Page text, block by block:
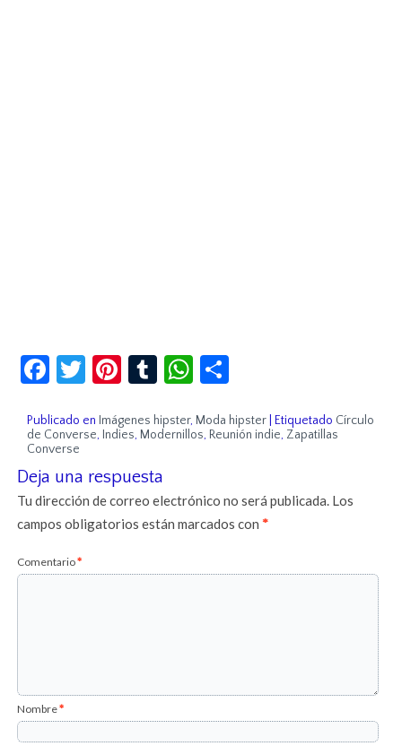
Facebook
Twitter
Pinterest
TumblrWhatsApp
Publicado en Imágenes hipster, Moda hipster Etiquetado Círculo
de Converse, Indies, Modernillos, Reunión indie, Zapatillas
Converse
Deja una respuesta
Tu dirección de correo electrónico no será publicada. Los
campos obligatorios están marcados con*
Comentario*
Nombre*